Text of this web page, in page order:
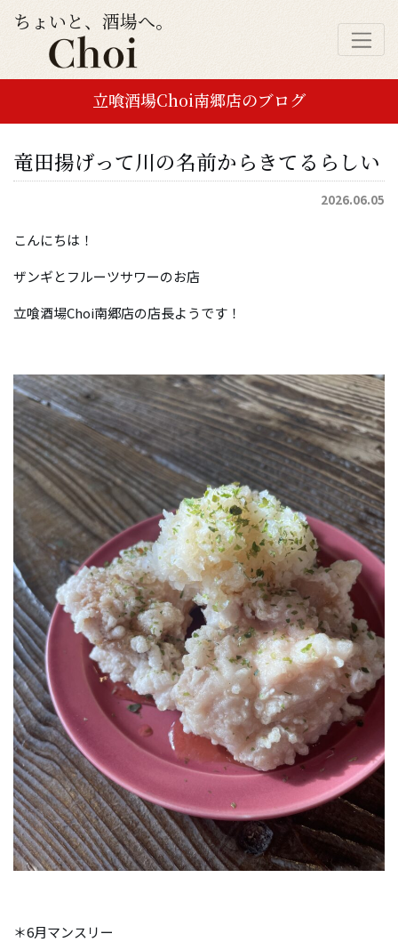
ちょいと、酒場へ。
立喰酒場Choi南郷店のブログ
竜田揚げって川の名前からきてるらしい
2026.06.05
こんにちは！
ザンギとフルーツサワーのお店
立喰酒場Choi南郷店の店長ようです！
＊6月マンスリー